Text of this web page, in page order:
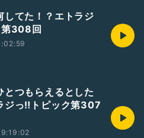
っ #AkkieRJ #Mamicoworld
してた！？エトラジ
308回
とつもらえるとした
ジっ‼︎トピック第307